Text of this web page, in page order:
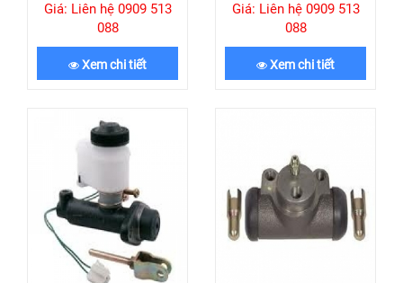
Giá: Liên hệ 0909 513
088
Xem chi tiết
Giá: Liên hệ 0909 513
088
Xem chi tiết